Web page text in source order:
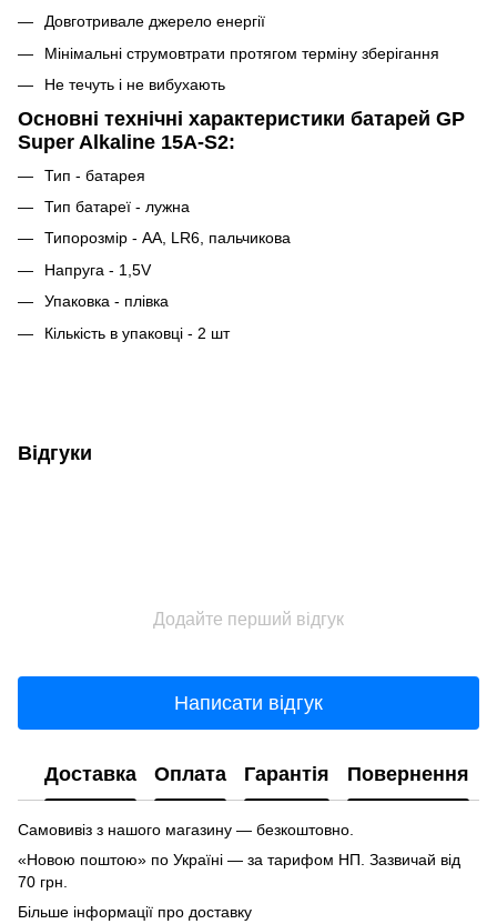
Довготривале джерело енергії
Мінімальні струмовтрати протягом терміну зберігання
Не течуть і не вибухають
Основні технічні характеристики батарей GP
Super Alkaline 15A-S2:
Тип - батарея
Тип батареї - лужна
Типорозмір - AA, LR6, пальчикова
Напруга - 1,5V
Упаковка - плівка
Кількість в упаковці - 2 шт
Відгуки
Додайте перший відгук
Написати відгук
Доставка Оплата Гарантія Повернення
Самовивіз з нашого магазину — безкоштовно.
«Новою поштою» по Україні — за тарифом НП. Зазвичай від
70 грн.
Більше інформації про доставку